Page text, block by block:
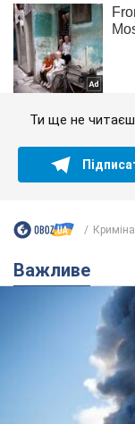
Ти ще не
Важливе